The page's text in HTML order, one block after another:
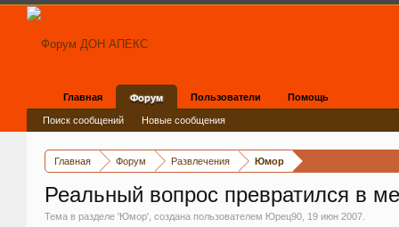
Главная Форум Развлечения Юмор
Реальный вопрос превратился в
Тема в разделе 'Юмор', создана пользователем Юрец90 19 июн 2007
Главная Форум
Поиск сообщений Новые сообщения
Пользователи Помощь